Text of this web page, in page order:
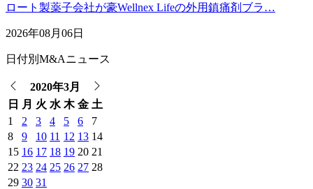
ロート製薬子会社が豪Wellnex Lifeの外用鎮痛剤ブラ…
2026年08月06日
日付別M&Aニュース
2020年3月
日
月 火 水 木 金 土
1
2 3 4 5 6
7
8
9 10 11 12 13 14
15 16 17 18 19 20 21
22 23 24 25 26 27 28
29 30 31